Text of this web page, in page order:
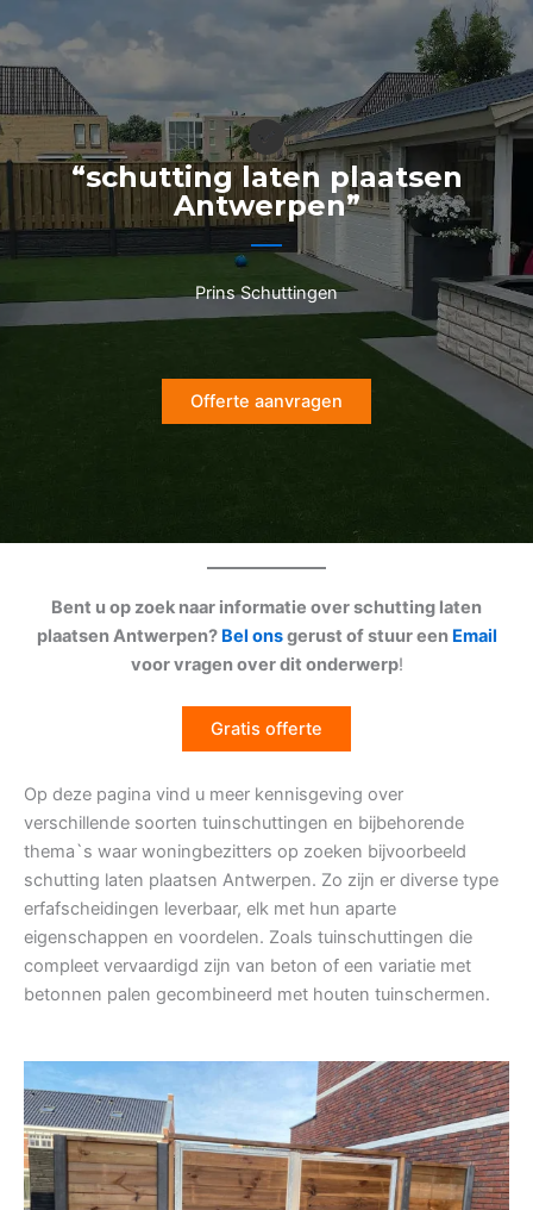
naar
de
inhoud
“schutting laten plaatsen
Antwerpen”
Prins Schuttingen
Offerte aanvragen
Bent u op zoek naar informatie over schutting laten
plaatsen Antwerpen? Bel onsgerust of stuur een Email
voor vragen over dit onderwerp!
Gratis offerte
Op deze pagina vind u meer kennisgeving over
verschillende soorten tuinschuttingen en bijbehorende
thema`s waar woningbezitters op zoeken bijvoorbeeld
schutting laten plaatsen Antwerpen. Zo zijn er diverse type
erfafscheidingen leverbaar, elk met hun aparte
eigenschappen en voordelen. Zoals tuinschuttingen die
compleet vervaardigd zijn van beton of een variatie met
betonnen palen gecombineerd met houten tuinschermen.